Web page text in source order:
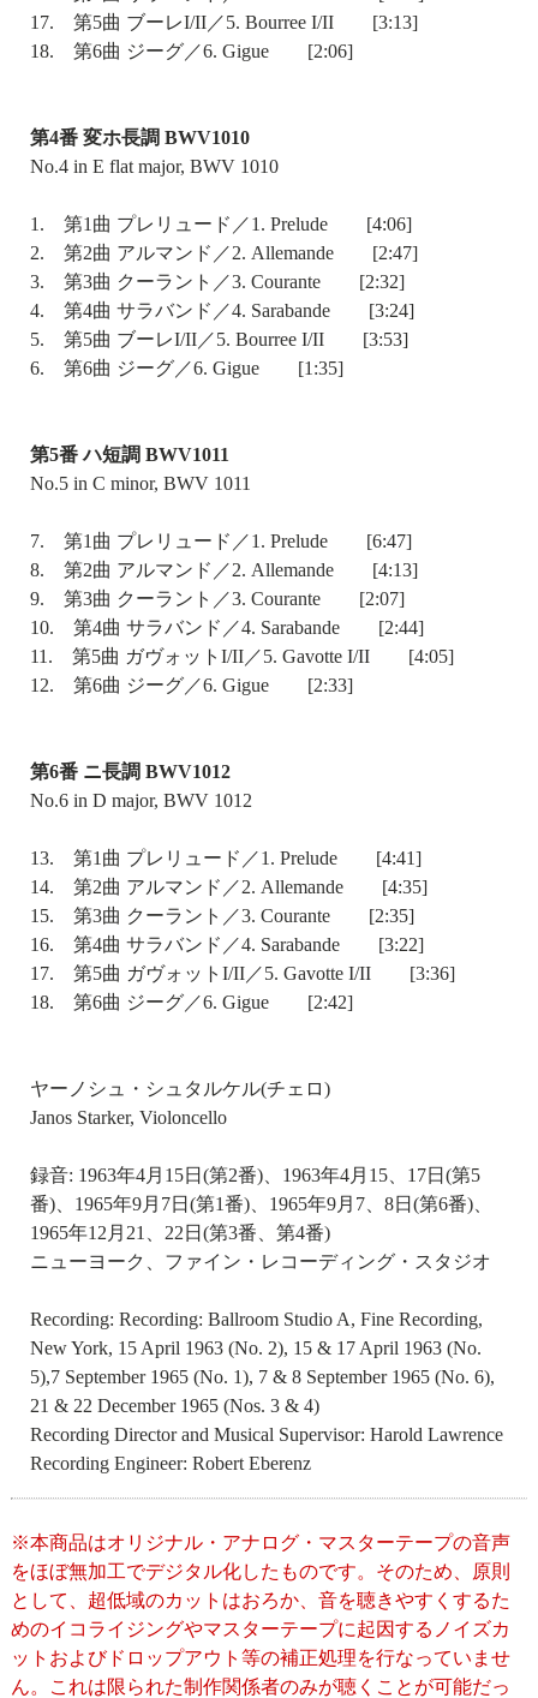
17. 第5曲 ブーレI/II／5. Bourree I/II [3:13]
18. 第6曲 ジーグ／6. Gigue [2:06]
第4番 変ホ長調 BWV1010
No.4 in E flat major, BWV 1010
1. 第1曲 プレリュード／1. Prelude [4:06]
2. 第2曲 アルマンド／2. Allemande [2:47]
3. 第3曲 クーラント／3. Courante [2:32]
4. 第4曲 サラバンド／4. Sarabande [3:24]
5. 第5曲 ブーレI/II／5. Bourree I/II [3:53]
6. 第6曲 ジーグ／6. Gigue [1:35]
第5番 ハ短調 BWV1011
No.5 in C minor, BWV 1011
7. 第1曲 プレリュード／1. Prelude [6:47]
8. 第2曲 アルマンド／2. Allemande [4:13]
9. 第3曲 クーラント／3. Courante [2:07]
10. 第4曲 サラバンド／4. Sarabande [2:44]
11. 第5曲 ガヴォットI/II／5. Gavotte I/II [4:05]
12. 第6曲 ジーグ／6. Gigue [2:33]
第6番 ニ長調 BWV1012
No.6 in D major, BWV 1012
13. 第1曲 プレリュード／1. Prelude [4:41]
14. 第2曲 アルマンド／2. Allemande [4:35]
15. 第3曲 クーラント／3. Courante [2:35]
16. 第4曲 サラバンド／4. Sarabande [3:22]
17. 第5曲 ガヴォットI/II／5. Gavotte I/II [3:36]
18. 第6曲 ジーグ／6. Gigue [2:42]
ヤーノシュ・シュタルケル(チェロ)
Janos Starker, Violoncello
録音: 1963年4月15日(第2番)、1963年4月15、17日(第5
番)、1965年9月7日(第1番)、1965年9月7、8日(第6番)、
1965年12月21、22日(第3番、第4番)
ニューヨーク、ファイン・レコーディング・スタジオ
Recording: Recording: Ballroom Studio A, Fine Recording,
New York, 15 April 1963 (No. 2), 15 & 17 April 1963 (No.
5),7 September 1965 (No. 1), 7 & 8 September 1965 (No. 6),
21 & 22 December 1965 (Nos. 3 & 4)
Recording Director and Musical Supervisor: Harold Lawrence
Recording Engineer: Robert Eberenz
※本商品はオリジナル・アナログ・マスターテープの音声
をほぼ無加工でデジタル化したものです。そのため、原則
として、超低域のカットはおろか、音を聴きやすくするた
めのイコライジングやマスターテープに起因するノイズカ
ットおよびドロップアウト等の補正処理を行なっていませ
ん。これは限られた制作関係者のみが聴くことが可能だっ